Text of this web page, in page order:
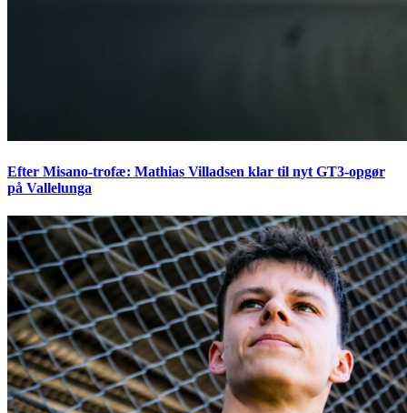
Efter Misano-trofæ: Mathias Villadsen klar til nyt GT3-opgør
på Vallelunga